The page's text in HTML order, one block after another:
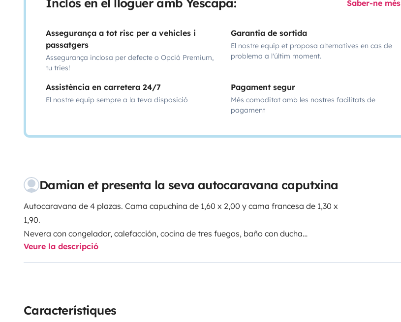
Saber-ne més
Assegurança a tot risc per a vehicles i
passatgers
Assegurança inclosa per defecte o Opció Premium,
tu tries!
Garantia de sortida
El nostre equip et proposa alternatives en cas de
problema a l'últim moment.
Assistència en carretera 24/7
El nostre equip sempre a la teva disposició
Pagament segur
Més comoditat amb les nostres facilitats de
pagament
Damian et presenta la seva autocaravana caputxina
Autocaravana de 4 plazas. Cama capuchina de 1,60 x 2,00 y cama francesa de 1,30 x
1,90.
Nevera con congelador, calefacción, cocina de tres fuegos, baño con ducha
independiente, Tv, Cámara trasera, ventilación turbo-vent , placa solar, mosquiteras y
oscurecedores, maletero exterior con gran capacidad y gran almacenaje bajo el
pago( 15 GB = 13€ / 25 GB = 16€ / 35 GB = 19€)
Veure la descripció
Característiques